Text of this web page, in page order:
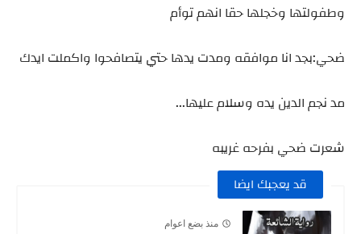
وطفولتها وخجلها حقا انهم توأم
ضحي:بجد انا موافقه ومدت يدها حتي يتصافحوا واكملت ايدك
مد نجم الدين يده وسلام عليها...
شعرت ضحي بفرحه غريبه
قد يعجبك ايضا
منذ بضع اعوام